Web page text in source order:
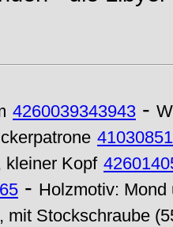
4260039343943 -
41030851
kleiner Kopf
- Holzmotiv: Mond
mit Stockschraube